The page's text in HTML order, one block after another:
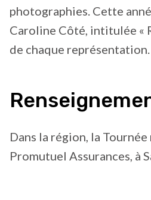
photographies. Cette
Caroline Côté, intitulée «
de chaque représentation.
Dans la région, la
Promutuel Assurances, à